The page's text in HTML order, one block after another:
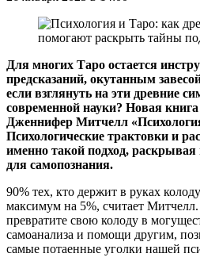
Для многих Таро остается
предсказаний, окутанным
если взглянуть на эти древние
современной науки? Новая книга
Дженнифер Митчелл
Психологические трактовки и
именно такой подход,
для самопознания.
90% тех, кто держит в руках
максимум на 5%, считает
превратите свою колоду в
самоанализа и помощи другим,
самые потаенные уголки нашей